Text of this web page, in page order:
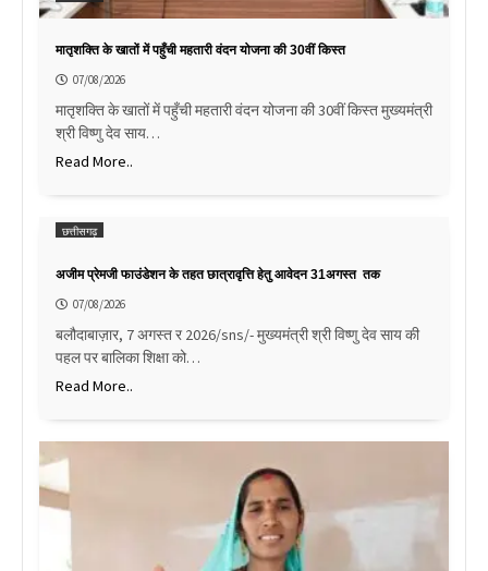
मातृशक्ति के खातों में पहुँची महतारी वंदन योजना की 30वीं किस्त
07/08/2026
मातृशक्ति के खातों में पहुँची महतारी वंदन योजना की 30वीं किस्त मुख्यमंत्री
श्री विष्णु देव साय…
Read More..
छत्तीसगढ़
अजीम प्रेमजी फाउंडेशन के तहत छात्रावृत्ति हेतु आवेदन 31अगस्त तक
07/08/2026
बलौदाबाज़ार, 7 अगस्त र 2026/sns/- मुख्यमंत्री श्री विष्णु देव साय की
पहल पर बालिका शिक्षा को…
Read More..